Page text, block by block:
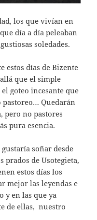
los que vivían en
día a día peleaban
soledades.
estos días de Bizente
que el simple
goteo incesante que
pastoreo… Quedarán
pero no pastores
pura esencia.
soñar desde
prados de Usotegieta,
estos días los
mejor las leyendas e
y en las que ya
de ellas, nuestro